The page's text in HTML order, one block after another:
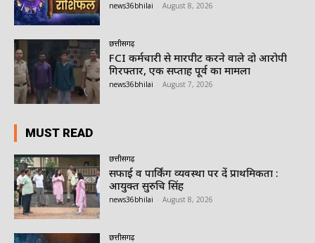
news36bhilai August 8, 2026
छत्तीसगढ़
FCI कर्मचारी से मारपीट करने वाले दो आरोपी
गिरफ्तार, एक सप्ताह पूर्व का मामला
news36bhilai August 7, 2026
MUST READ
छत्तीसगढ़
सफाई व पार्किंग व्यवस्था पर दें प्राथमिकता :
आयुक्त सुरुचि सिंह
news36bhilai August 8, 2026
छत्तीसगढ़